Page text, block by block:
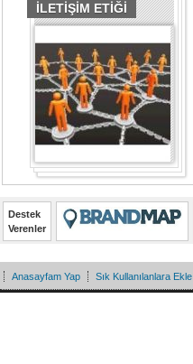
İLETİŞİM ETİĞİ
Destek
Verenler
Anasayfam Yap Sık Kullanılanlara Ekle